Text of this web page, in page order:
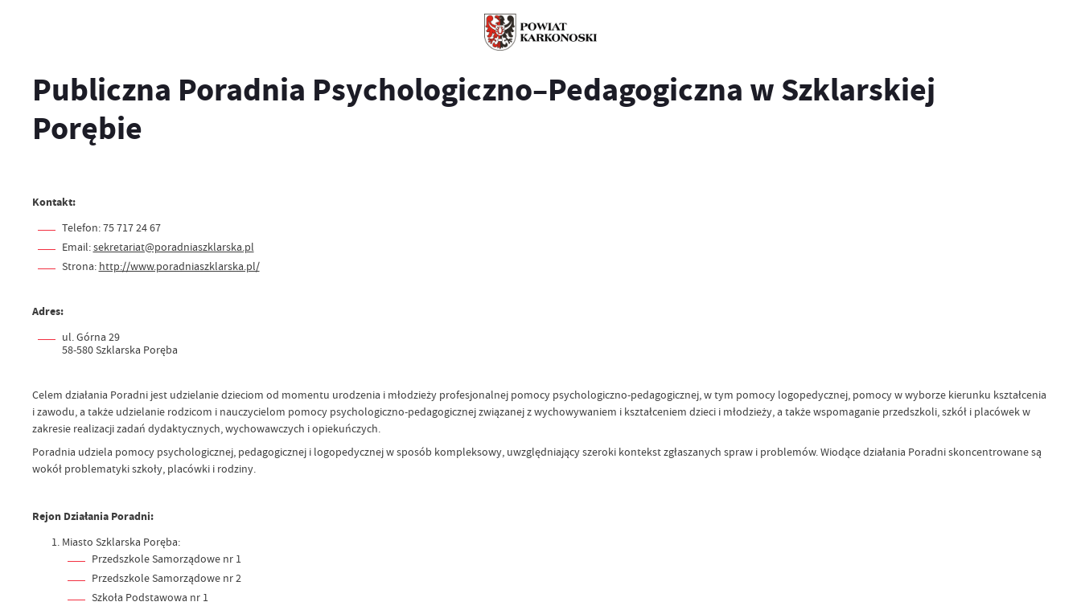
Publiczna Poradnia Psychologiczno–Pedagogiczna w Szklarskiej
Porębie
Kontakt:
Telefon: 75 717 24 67
Email:sekretariat@poradniaszklarska.pl
Strona: http://www.poradniaszklarska.pl/
Adres:
ul. Górna 29
58-580 Szklarska Poręba
Celem działania Poradni jest udzielanie dzieciom od momentu urodzenia i młodzieży profesjonalnej pomocy psychologiczno-pedagogicznej, w tym pomocy logopedycznej, pomocy w wyborze kierunku kształcenia
i zawodu, a także udzielanie rodzicom i nauczycielom pomocy psychologiczno-pedagogicznej związanej z wychowywaniem i kształceniem dzieci i młodzieży, a także wspomaganie przedszkoli, szkół i placówek w
zakresie realizacji zadań dydaktycznych, wychowawczych i opiekuńczych.
Poradnia udziela pomocy psychologicznej, pedagogicznej i logopedycznej w sposób kompleksowy, uwzględniający szeroki kontekst zgłaszanych spraw i problemów. Wiodące działania Poradni skoncentrowane są
wokół problematyki szkoły, placówki i rodziny.
Rejon Działania Poradni:
Miasto Szklarska Poręba:
Przedszkole Samorządowe nr 1
Przedszkole Samorządowe nr 2
Szkoła Podstawowa nr 1